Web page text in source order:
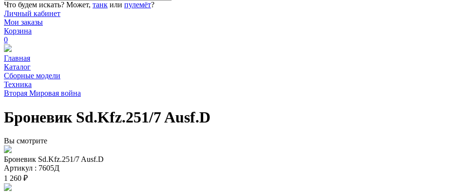
Что будем искать? Может, танк или пулемёт?
Личный кабинет
Мои заказы
Корзина
0
Главная
Каталог
Сборные модели
Техника
Вторая Мировая война
Броневик Sd.Kfz.251/7 Ausf.D
Вы смотрите
Броневик Sd.Kfz.251/7 Ausf.D
Артикул : 7605Д
1 260 ₽